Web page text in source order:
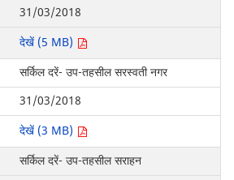
31/03/2018
देखें (5 MB)
सर्किल दरें- उप-तहसील सरस्वती नगर
31/03/2018
देखें (3 MB)
सर्किल दरें- उप-तहसील सराहन